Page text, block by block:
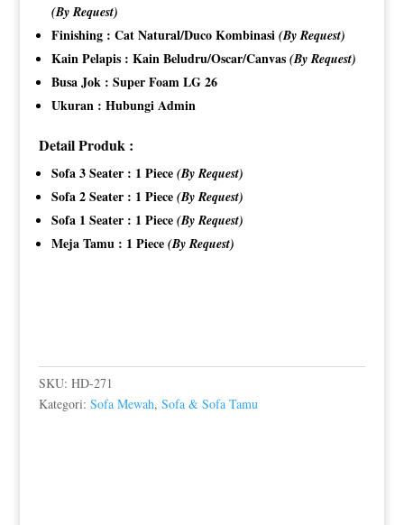
(By Request)
Finishing : Cat Natural/Duco Kombinasi (By Request)
Kain Pelapis : Kain Beludru/Oscar/Canvas (By Request)
Busa Jok : Super Foam LG 26
Ukuran : Hubungi Admin
Detail Produk :
Sofa 3 Seater : 1 Piece (By Request)
Sofa 2 Seater : 1 Piece (By Request)
Sofa 1 Seater : 1 Piece (By Request)
Meja Tamu : 1 Piece (By Request)
SKU: HD-271
Kategori: Sofa Mewah, Sofa & Sofa Tamu